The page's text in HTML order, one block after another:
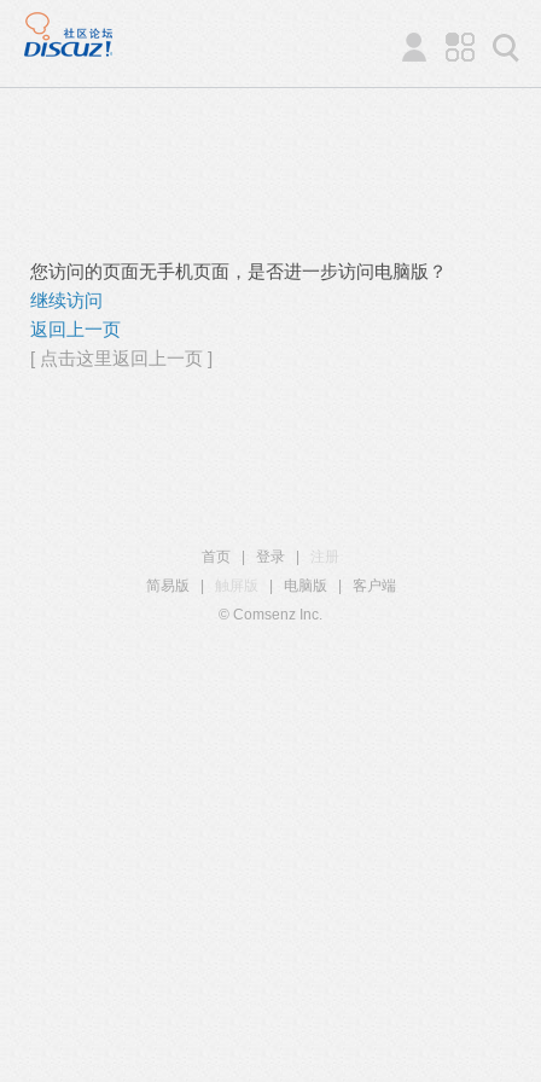
您访问的页面无手机页面，是否进一步访问电脑版？
继续访问
返回上一页
[ 点击这里返回上一页 ]
首页 登录
注册
简易版
触屏版 电脑版
客户端
© Comsenz Inc.